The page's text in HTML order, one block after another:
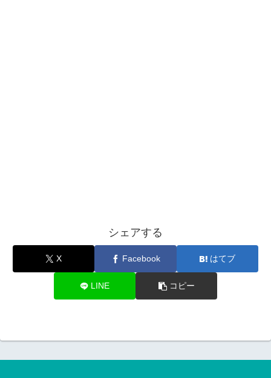
シェアする
X Facebook はてブ
LINE コピー